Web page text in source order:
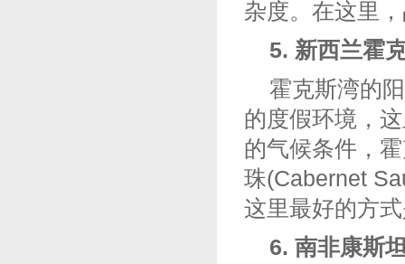
杂度。在这里
5. 新西兰霍
霍克斯湾的
的度假环境，
的气候条件，
珠(Cabernet
这里最好的方
6. 南非康斯